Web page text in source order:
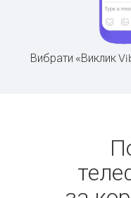
Вибрати «Виклик